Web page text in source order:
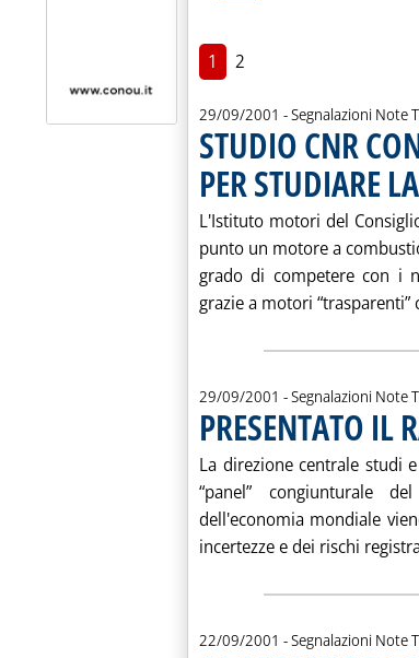
1 2
29/09/2001 - Segnalazioni Note
STUDIO CNR
PER STUDIARE
L'Istituto motori del
punto un motore a
grado di competere con i
grazie a motori “trasparenti”
29/09/2001 - Segnalazioni Note
PRESENTATO IL
La direzione centrale studi
“panel” congiunturale
dell'economia mondiale
incertezze e dei rischi
22/09/2001 - Segnalazioni Note